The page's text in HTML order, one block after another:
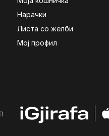
Нарачки
Листа со желби
Мој профил